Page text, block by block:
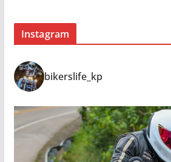
Instagram
bikerslife_kp